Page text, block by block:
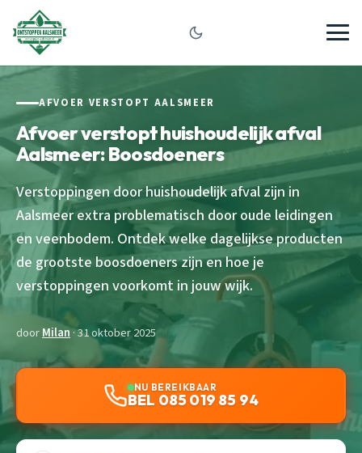
AFVOER VERSTOPT AALSMEER
Afvoer verstopt huishoudelijk afval
Aalsmeer: Boosdoeners
Verstoppingen door huishoudelijk afval zijn in
Aalsmeer extra problematisch door oude leidingen
en veenbodem. Ontdek welke dagelijkse producten
de grootste boosdoeners zijn en hoe je
verstoppingen voorkomt in jouw wijk.
doorMilan· 31 oktober 2025
NU BEREIKBAAR
BEL 085 019 85 94